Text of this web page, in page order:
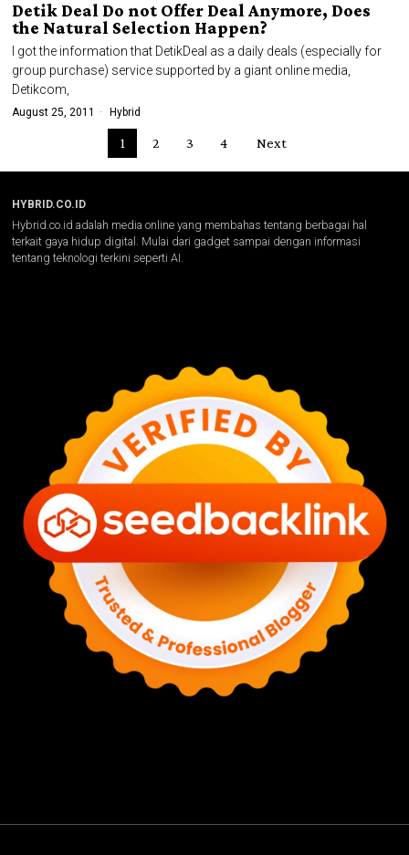
Detik Deal Do not Offer Deal Anymore, Does
the Natural Selection Happen?
I got the information that DetikDeal as a daily deals (especially for
group purchase) service supported by a giant online media,
Detikcom,
August 25, 2011 Hybrid
1 2 3 4 Next
HYBRID.CO.ID
Hybrid.co.id adalah media online yang membahas tentang berbagai hal
terkait gaya hidup digital. Mulai dari gadget sampai dengan informasi
tentang teknologi terkini seperti AI.